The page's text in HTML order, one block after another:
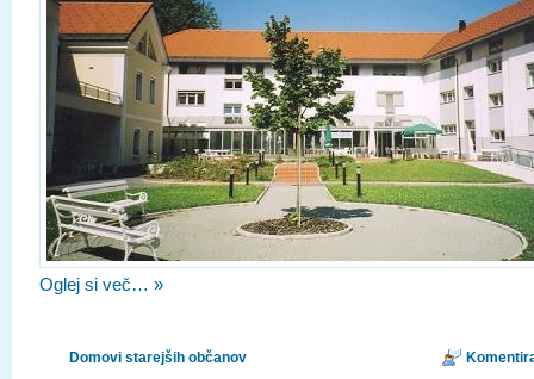
Oglej si več… »
Domovi starejših občanov